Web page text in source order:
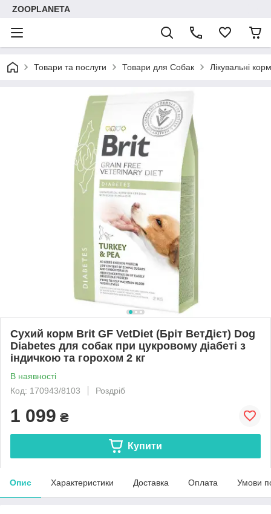
ZOOPLANETA
Товари та послуги Товари для Собак Лікувальні
Сухий корм Brit GF VetDiet (Бріт ВетДієт) Dog
Diabetes для собак при цукровому діабеті з
індичкою та горохом 2 кг
В наявності
Код: 170943/8103
Роздріб
1 099 ₴
Купити
Опис Характеристики Доставка Оплата Умови